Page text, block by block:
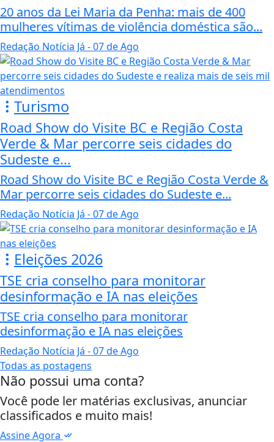
20 anos da Lei Maria da Penha: mais de 400
mulheres vítimas de violência doméstica são...
Redação Notícia Já - 07 de Ago
Turismo
Road Show do Visite BC e Região Costa
Verde & Mar percorre seis cidades do
Sudeste e...
Road Show do Visite BC e Região Costa Verde &
Mar percorre seis cidades do Sudeste e...
Redação Notícia Já - 07 de Ago
Eleições 2026
TSE cria conselho para monitorar
desinformação e IA nas eleições
TSE cria conselho para monitorar
desinformação e IA nas eleições
Redação Notícia Já - 07 de Ago
Todas as postagens
Não possui uma conta?
Você pode ler matérias exclusivas, anunciar
classificados e muito mais!
Assine Agora